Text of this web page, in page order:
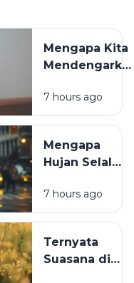
Mengapa Kita
Saat Hati
Sedang
Penjelasan
Psikologi di
7 hours ago
Mengapa
Hujan Selalu
Suasana
Berbeda? Ini
Ilmiah dan
Psikologisnya
7 hours ago
Ternyata
Suasana di